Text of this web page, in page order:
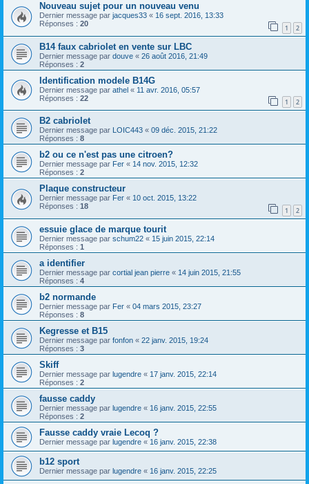
Nouveau sujet pour un nouveau venu
Dernier message par jacques33 « 16 sept. 2016, 13:33
Réponses : 20 1 2
B14 faux cabriolet en vente sur LBC
Dernier message par douve « 26 août 2016, 21:49
Réponses : 2
Identification modele B14G
Dernier message par athel « 11 avr. 2016, 05:57
Réponses : 22 1 2
B2 cabriolet
Dernier message par LOIC443 « 09 déc. 2015, 21:22
Réponses : 8
b2 ou ce n'est pas une citroen?
Dernier message par Fer « 14 nov. 2015, 12:32
Réponses : 2
Plaque constructeur
Dernier message par Fer « 10 oct. 2015, 13:22
Réponses : 18 1 2
essuie glace de marque tourit
Dernier message par schum22 « 15 juin 2015, 22:14
Réponses : 1
a identifier
Dernier message par cortial jean pierre « 14 juin 2015, 21:55
Réponses : 4
b2 normande
Dernier message par Fer « 04 mars 2015, 23:27
Réponses : 8
Kegresse et B15
Dernier message par fonfon « 22 janv. 2015, 19:24
Réponses : 3
Skiff
Dernier message par lugendre « 17 janv. 2015, 22:14
Réponses : 2
fausse caddy
Dernier message par lugendre « 16 janv. 2015, 22:55
Réponses : 2
Fausse caddy vraie Lecoq ?
Dernier message par lugendre « 16 janv. 2015, 22:38
b12 sport
Dernier message par lugendre « 16 janv. 2015, 22:25